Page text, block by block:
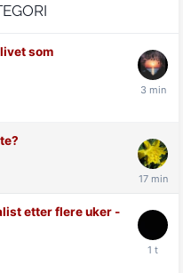
som
etter flere uker -